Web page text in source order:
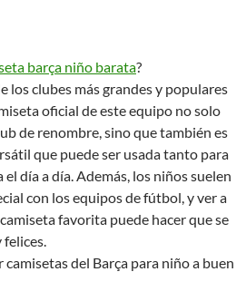
barça niño barata?
los clubes más grandes y populares
oficial de este equipo no solo
de renombre, sino que también es
que puede ser usada tanto para
día a día. Además, los niños suelen
con los equipos de fútbol, y ver a
favorita puede hacer que se
del Barça para niño a buen